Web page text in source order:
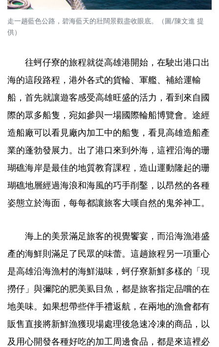
走一趟藍色公路，碧海藍天的壯闊景觀盡收眼底。（圖/陳文進 提
供）
往蚵仔寮的旅程就從高雄港開始，在駛出港口出
海的這段路程，港外各式的貨輪、軍艦、補給運輸
船，首先就讓遊客感受高雄旺盛的活力，看到來自國
際的眾多船隻，宛如參與一場國際輪船博覽會。途經
造船廠可以看見廠內加工中的船隻，看見高雄造船產
業的蓬勃發展力。出了港口來到外海，這裡沿海的珊
瑚礁海岸是最佳的地質教育課程，造山運動隆起的珊
瑚礁地層經過海浪和海風的巧手削鑿，以昂然的各種
姿態立於海面，每每都讓旅客大嘆自然的鬼斧神工。
海上的美景滿足旅客的視覺饗宴，而沿海漁港盛
產的海鮮則滿足了民眾的味蕾。這趟旅程另一項重心
是高雄沿海漁村的海鮮滋味，蚵仔寮新鮮多樣的「現
撈仔」與彌陀的肥美虱目魚，都是旅客指定品嚐的在
地美味。如果想帶些伴手禮返航，在兩地的漁會都有
販售直接將新鮮漁獲現場處理後急速冷凍的商品，以
及用心開發各種好吃的加工周邊食品，都是來這裡必